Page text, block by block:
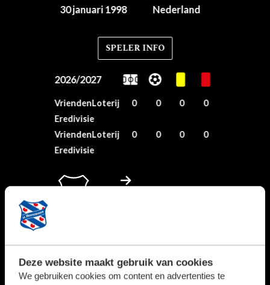
Deze website maakt gebruik van cookies
We gebruiken cookies om content en advertenties te
30 januari 1998
Nederland
SPELER INFO
2026/2027
VriendenLoterij
Eredivisie
0 0 0 0
VriendenLoterij
Eredivisie
0 0 0 0